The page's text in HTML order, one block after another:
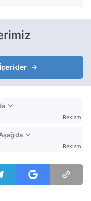
Reklam
Reklam